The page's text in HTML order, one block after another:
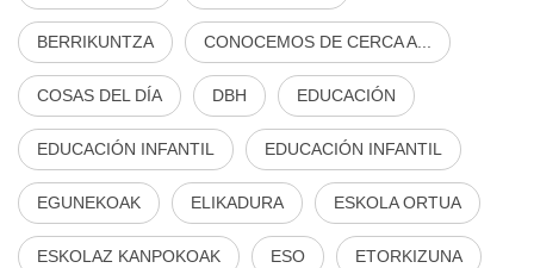
BERRIKUNTZA CONOCEMOS DE CERCA A...
COSAS DEL DÍA DBH EDUCACIÓN
EDUCACIÓN INFANTIL EDUCACIÓN INFANTIL
EGUNEKOAK ELIKADURA ESKOLA ORTUA
ESKOLAZ KANPOKOAK ESO ETORKIZUNA